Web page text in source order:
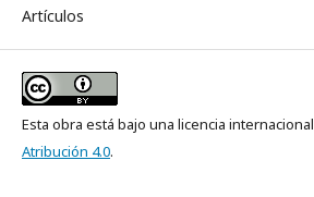
Artículos
Esta obra está bajo una licencia internacional
Atribución 4.0.